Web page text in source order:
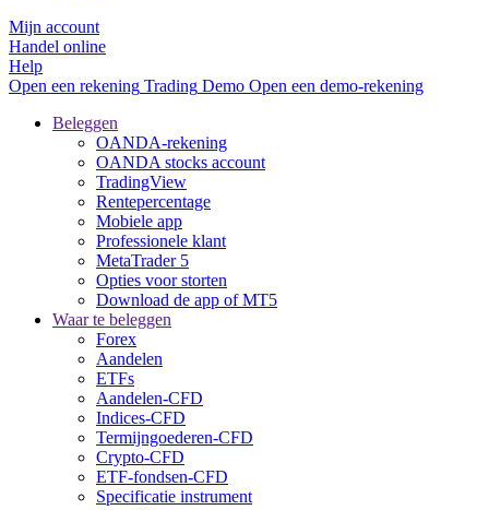
Mijn account
Handel online
Help
Open een rekening Trading Demo Open een demo-rekening
Beleggen
OANDA-rekening
OANDA stocks account
TradingView
Rentepercentage
Mobiele app
Professionele klant
MetaTrader 5
Opties voor storten
Download de app of MT5
Waar te beleggen
Forex
Aandelen
ETFs
Aandelen-CFD
Indices-CFD
Termijngoederen-CFD
Crypto-CFD
ETF-fondsen-CFD
Specificatie instrument